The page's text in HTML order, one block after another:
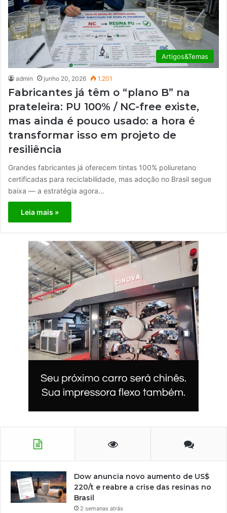
Artigos&Temas
admin junho 20, 2026 1.201
Fabricantes já têm o “plano B” na
prateleira: PU 100% / NC-free existe,
mas ainda é pouco usado: a hora é
transformar isso em projeto de
resiliência
Grandes fabricantes já oferecem tintas 100% poliuretano
certificadas para reciclabilidade, mas adoção no Brasil segue
baixa — a estratégia agora…
Leia mais »
Dow anuncia novo aumento de US$
220/t e reabre a crise das resinas no
Brasil
2 semanas atrás